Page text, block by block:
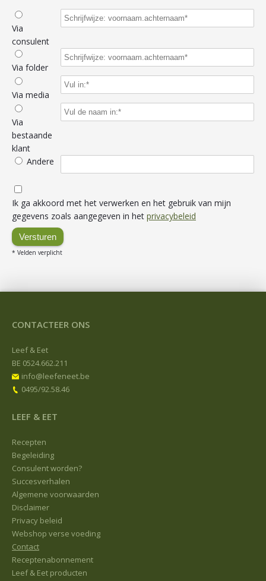
Via
consulent
Via folder
Via media
Via
bestaande
klant
Andere
Ik ga akkoord met het verwerken en het gebruik van mijn
gegevens zoals aangegeven in het privacybeleid
Versturen
* Velden verplicht
CONTACTEER ONS
Leef & Eet
BE 0524.662.211
info@leefeneet.be
0495/92.58.46
LEEF & EET
Recepten
Begeleiding
Consulent worden?
Succesverhalen
Algemene voorwaarden
Disclaimer
Privacy beleid
Webshop verse voeding
Contact
Receptenabonnement
Leef & Eet producten